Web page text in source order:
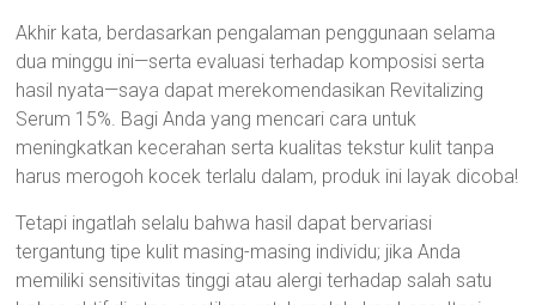
Akhir kata, berdasarkan pengalaman penggunaan selama
dua minggu ini—serta evaluasi terhadap komposisi serta
hasil nyata—saya dapat merekomendasikan Revitalizing
Serum 15%. Bagi Anda yang mencari cara untuk
meningkatkan kecerahan serta kualitas tekstur kulit tanpa
harus merogoh kocek terlalu dalam, produk ini layak dicoba!
Tetapi ingatlah selalu bahwa hasil dapat bervariasi
tergantung tipe kulit masing-masing individu; jika Anda
memiliki sensitivitas tinggi atau alergi terhadap salah satu